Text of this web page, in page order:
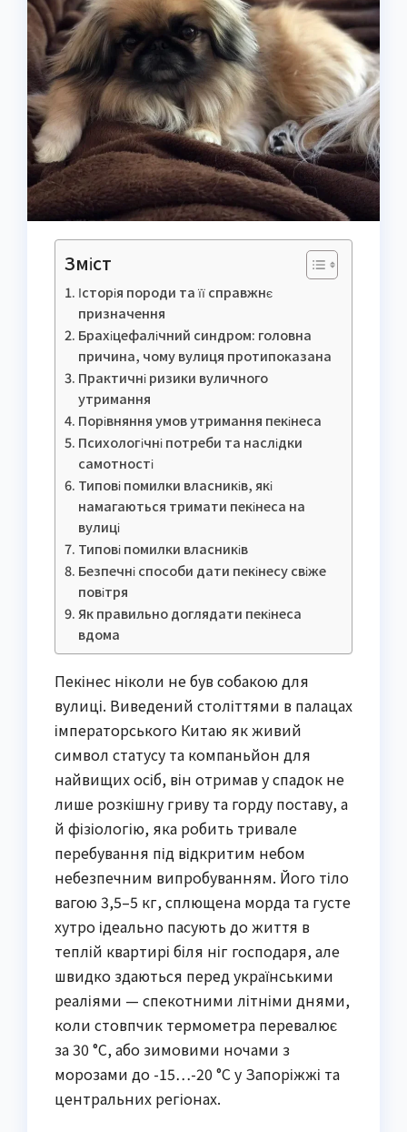
Зміст
Історія породи та її справжнє
призначення
Брахіцефалічний синдром: головна
причина, чому вулиця протипоказана
Практичні ризики вуличного
утримання
Порівняння умов утримання пекінеса
Психологічні потреби та наслідки
самотності
Типові помилки власників, які
намагаються тримати пекінеса на
вулиці
Типові помилки власників
Безпечні способи дати пекінесу свіже
повітря
Як правильно доглядати пекінеса
вдома
Пекінес ніколи не був собакою для
вулиці. Виведений століттями в палацах
імператорського Китаю як живий
символ статусу та компаньйон для
найвищих осіб, він отримав у спадок не
лише розкішну гриву та горду поставу, а
й фізіологію, яка робить тривале
перебування під відкритим небом
небезпечним випробуванням. Його тіло
вагою 3,5–5 кг, сплющена морда та густе
хутро ідеально пасують до життя в
теплій квартирі біля ніг господаря, але
швидко здаються перед українськими
реаліями — спекотними літніми днями,
коли стовпчик термометра перевалює
за 30 °C, або зимовими ночами з
морозами до -15…-20 °C у Запоріжжі та
центральних регіонах.